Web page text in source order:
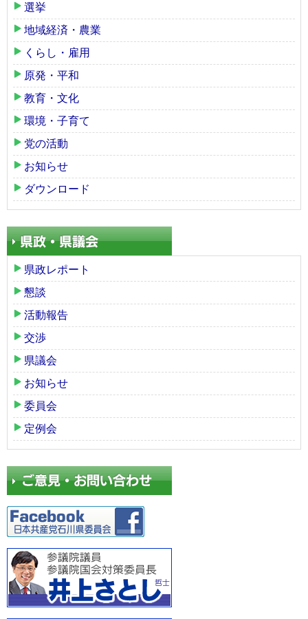
選挙
地域経済・農業
くらし・雇用
原発・平和
教育・文化
環境・子育て
党の活動
お知らせ
ダウンロード
県政レポート
懇談
活動報告
交渉
県議会
お知らせ
委員会
定例会